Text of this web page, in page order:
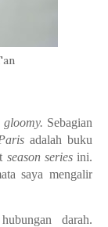
gloomy. Sebagian
adalah buku
season seriesini.
saya mengalir
darah.